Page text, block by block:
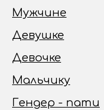
Мужчине
Девушке
Девочке
Мальчику
Гендер - пати